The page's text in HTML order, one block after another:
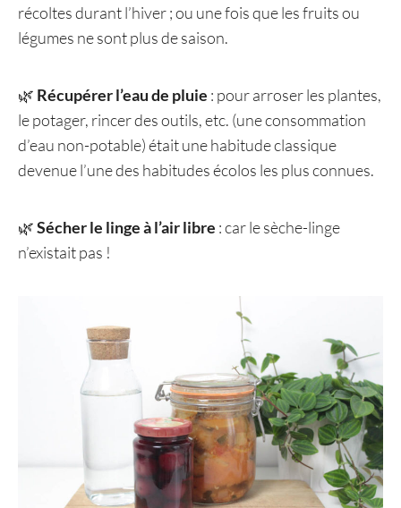
récoltes durant l’hiver ; ou une fois que les fruits ou
légumes ne sont plus de saison.
🌿 Récupérer l’eau de pluie : pour arroser les plantes,
le potager, rincer des outils, etc. (une consommation
d’eau non-potable) était une habitude classique
devenue l’une des habitudes écolos les plus connues.
🌿Sécher le linge à l’air libre : car le sèche-linge
n’existait pas !